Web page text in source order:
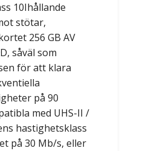
10Ihållande
stötar,
256 GB AV
såväl som
för att klara
på 90
med UHS-II /
hastighetsklass
på 30 Mb/s, eller